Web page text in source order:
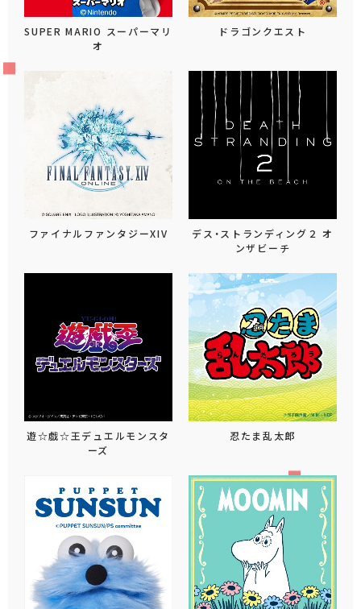
SUPER MARIO スーパーマリ
オ
ドラゴンクエスト
ファイナルファンタジーXIV
デス・ストランディング２ オ
ンザビーチ
遊☆戯☆王デュエルモンスタ
ーズ
忍たま乱太郎